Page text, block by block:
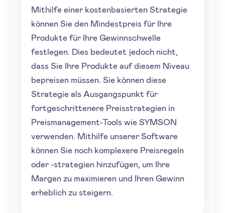
Mithilfe einer kostenbasierten Strategie
können Sie den Mindestpreis für Ihre
Produkte für Ihre Gewinnschwelle
festlegen. Dies bedeutet jedoch nicht,
dass Sie Ihre Produkte auf diesem Niveau
bepreisen müssen. Sie können diese
Strategie als Ausgangspunkt für
fortgeschrittenere Preisstrategien in
Preismanagement-Tools wie SYMSON
verwenden. Mithilfe unserer Software
können Sie noch komplexere Preisregeln
oder -strategien hinzufügen, um Ihre
Margen zu maximieren und Ihren Gewinn
erheblich zu steigern.